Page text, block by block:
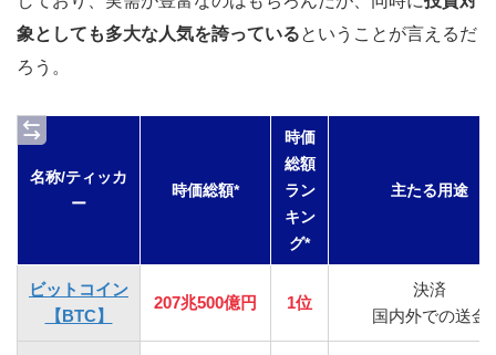
象としても多大な人気を誇っているということが言えるだ
ろう。
名称/ティッカ
ー
時価総額*
時価
総額
ラン
キン
グ*
主たる用途
ビットコイン
【BTC】
207兆500億円 1位
決済
国内外での送金